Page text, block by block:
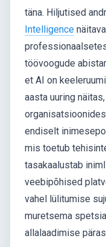
täna. Hiljutised
Intelligence
töövoogude
et AI on
aasta uuring
endiselt
mis toetub
tasakaalustab
veebipõhised
vahel lülitumise
muretsema
allalaadimise